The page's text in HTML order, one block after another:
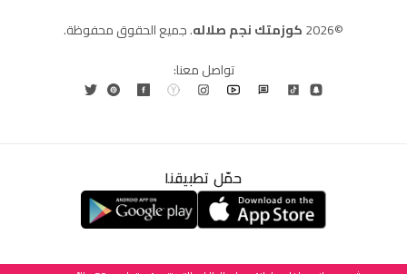
©2026 كوزمتك نجم صلاله. جميع الحقوق محفوظة.
تواصل معنا:
حمّل تطبيقنا